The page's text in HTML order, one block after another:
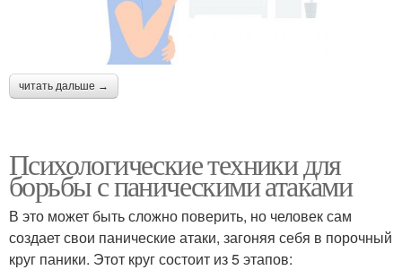
читать дальше →
Психологические техники для
борьбы с паническими атаками
В это может быть сложно поверить, но человек сам
создает свои панические атаки, загоняя себя в порочный
круг паники. Этот круг состоит из 5 этапов: